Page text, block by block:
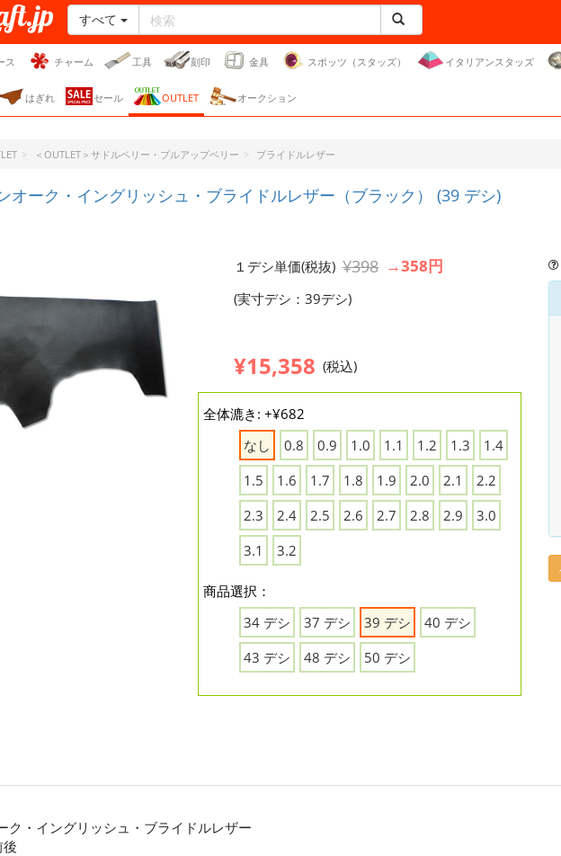
ト・
すべて
ス チャーム 工具 刻印 金具 スポッツ（スタッズ） イタリアンスタッズ
はぎれ セール OUTLET オークション
＜OUTLET＞サドルベリー・プルアップベリー ブライドルレザー
オーク・イングリッシュ・ブライドルレザー（ブラック） (39 デシ)
１デシ単価(税抜) ¥398 →358円
(実寸デシ：39デシ)
¥15,358 (税込)
全体漉き: +¥682
なし
0.8 0.9 1.0 1.1 1.2 1.3
1.4
1.5
1.6 1.7 1.8 1.9 2.0 2.1
2.2
2.3
2.4 2.5 2.6 2.7 2.8 2.9
3.0
3.1
3.2
商品選択：
34 デシ
37 デシ 39 デシ
40 デシ
43 デシ
48 デシ 50 デシ
ク・イングリッシュ・ブライドルレザー